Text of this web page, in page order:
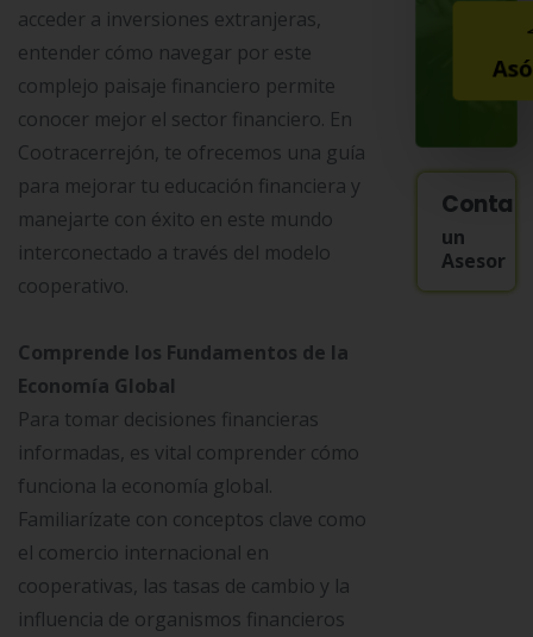
acceder a inversiones extranjeras,
entender cómo navegar por este
complejo paisaje financiero permite
conocer mejor el sector financiero. En
Cootracerrejón, te ofrecemos una guía
para mejorar tu educación financiera y
manejarte con éxito en este mundo
interconectado a través del modelo
cooperativo.
Comprende los Fundamentos de la
Economía Global
Para tomar decisiones financieras
informadas, es vital comprender cómo
funciona la economía global.
Familiarízate con conceptos clave como
el comercio internacional en
cooperativas, las tasas de cambio y la
influencia de organismos financieros
un
Asesor